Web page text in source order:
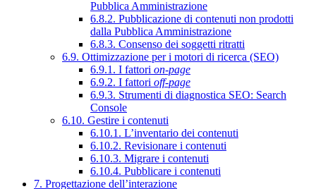
Pubblica Amministrazione
6.8.2. Pubblicazione di contenuti non prodotti
dalla Pubblica Amministrazione
6.8.3. Consenso dei soggetti ritratti
6.9. Ottimizzazione per i motori di ricerca (SEO)
6.9.1. I fattori on-page
6.9.2. I fattori off-page
6.9.3. Strumenti di diagnostica SEO: Search
Console
6.10. Gestire i contenuti
6.10.1. L’inventario dei contenuti
6.10.2. Revisionare i contenuti
6.10.3. Migrare i contenuti
6.10.4. Pubblicare i contenuti
7. Progettazione dell’interazione